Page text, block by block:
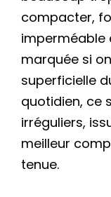
compacter,
imperméable
marquée si
superficielle
quotidien, ce
irréguliers,
meilleur
tenue.